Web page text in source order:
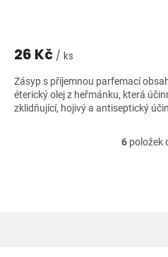
26 Kč / ks
Zásyp s příjemnou parfemací
éterický olej z heřmánku, která
zklidňující, hojivý a antiseptický
O
6položek